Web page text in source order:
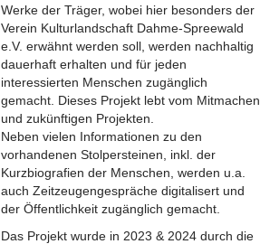
Werke der Träger, wobei hier besonders der
Verein Kulturlandschaft Dahme-Spreewald
e.V. erwähnt werden soll, werden nachhaltig
dauerhaft erhalten und für jeden
interessierten Menschen zugänglich
gemacht. Dieses Projekt lebt vom Mitmachen
und zukünftigen Projekten.
Neben vielen Informationen zu den
vorhandenen Stolpersteinen, inkl. der
Kurzbiografien der Menschen, werden u.a.
auch Zeitzeugengespräche digitalisert und
der Öffentlichkeit zugänglich gemacht.
Das Projekt wurde in 2023 & 2024 durch die